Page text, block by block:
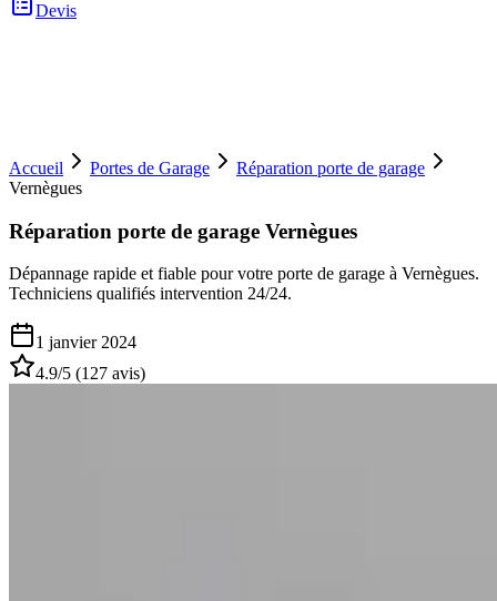
Devis
Accueil Portes de Garage
Réparation porte de garage
Vernègues
Réparation porte de garage Vernègues
Dépannage rapide et fiable pour votre porte de garage à Vernègues.
Techniciens qualifiés intervention 24/24.
1 janvier 2024
4.9/5 (127 avis)